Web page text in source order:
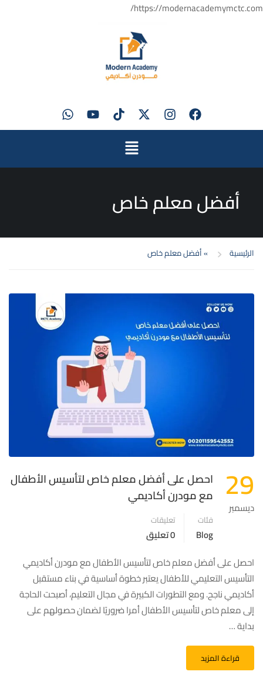
https://modernacademymctc.com/
أفضل معلم خاص
الرئيسية »أفضل معلم خاص
29
ديسمبر
احصل على أفضل معلم خاص لتأسيس الأطفال
مع مودرن أكاديمي
فئات
Blog
تعليقات
0 تعليق
احصل على أفضل معلم خاص لتأسيس الأطفال مع مودرن أكاديمي
التأسيس التعليمي للأطفال يعتبر خطوة أساسية في بناء مستقبل
أكاديمي ناجح. ومع التطورات الكبيرة في مجال التعليم، أصبحت الحاجة
إلى معلم خاص لتأسيس الأطفال أمرا ضروريًا لضمان حصولهم على
بداية …
قراءة المزيد